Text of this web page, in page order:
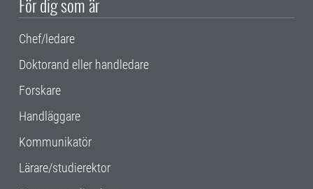
Chef/ledare
Doktorand eller handledare
Forskare
Handläggare
Kommunikatör
Lärare/studierektor